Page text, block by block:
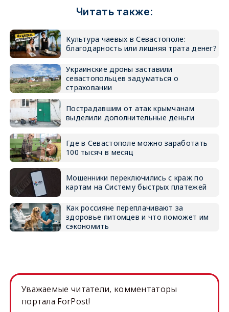
Читать также:
Культура чаевых в Севастополе:
благодарность или лишняя трата денег?
Украинские дроны заставили
севастопольцев задуматься о
страховании
Пострадавшим от атак крымчанам
выделили дополнительные деньги
Где в Севастополе можно заработать
100 тысяч в месяц
Мошенники переключились с краж по
картам на Систему быстрых платежей
Как россияне переплачивают за
здоровье питомцев и что поможет им
сэкономить
Уважаемые читатели, комментаторы
портала ForPost!